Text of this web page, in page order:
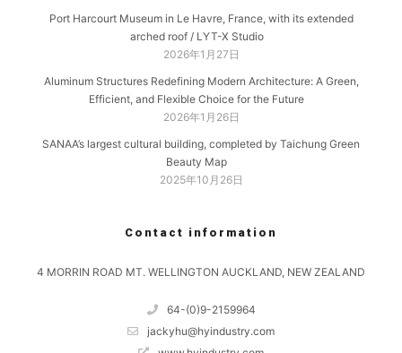
Port Harcourt Museum in Le Havre, France, with its extended
arched roof / LYT-X Studio
2026年1月27日
Aluminum Structures Redefining Modern Architecture: A Green,
Efficient, and Flexible Choice for the Future
2026年1月26日
SANAA’s largest cultural building, completed by Taichung Green
Beauty Map
2025年10月26日
Contact information
4 MORRIN ROAD MT. WELLINGTON AUCKLAND, NEW ZEALAND
64-(0)9-2159964
jackyhu@hyindustry.com